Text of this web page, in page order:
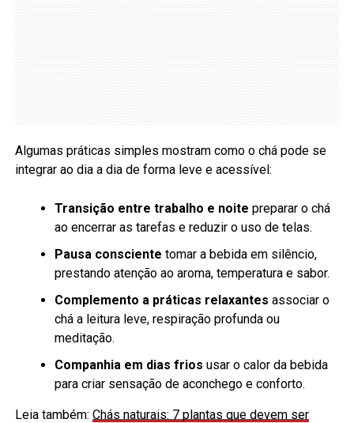
Algumas práticas simples mostram como o chá pode se
integrar ao dia a dia de forma leve e acessível:
Transição entre trabalho e noite preparar o chá
ao encerrar as tarefas e reduzir o uso de telas.
Pausa consciente tomar a bebida em silêncio,
prestando atenção ao aroma, temperatura e sabor.
Complemento a práticas relaxantes associar o
chá a leitura leve, respiração profunda ou
meditação.
Companhia em dias frios usar o calor da bebida
para criar sensação de aconchego e conforto.
Leia também: Chás naturais: 7 plantas que devem ser